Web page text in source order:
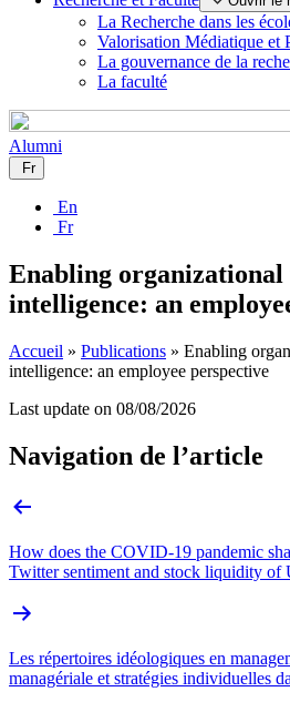
La Recherche dans les
Valorisation Médiatique et
La gouvernance de la
La faculté
Alumni
Fr
En
Fr
Enabling
intelligence: an
Accueil » Publications » Enabling
intelligence: an employee perspective
Last update on 08/08/2026
Navigation de l’article
How does the COVID-19 pandemic
Twitter sentiment and stock liquidity of
Les répertoires idéologiques en
managériale et stratégies individuelles